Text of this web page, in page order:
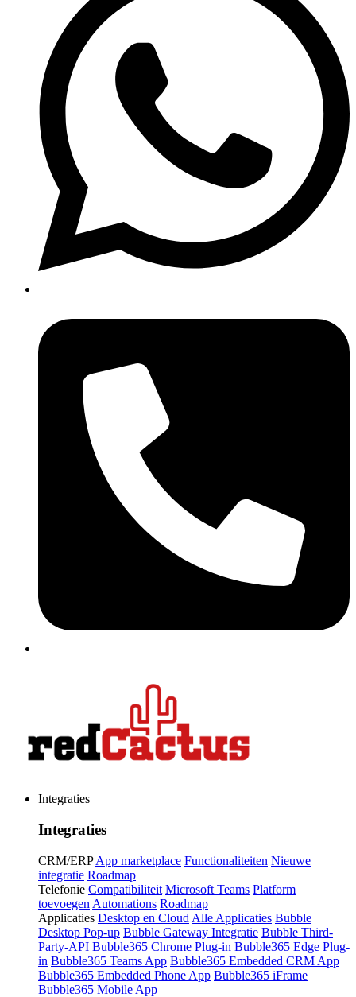
Integraties
Integraties
CRM/ERP App marketplace Functionaliteiten Nieuwe
integratie Roadmap
Telefonie Compatibiliteit Microsoft Teams Platform
toevoegen Automations Roadmap
Applicaties Desktop en Cloud Alle Applicaties Bubble
Desktop Pop-up Bubble Gateway Integratie Bubble Third-
Party-API Bubble365 Chrome Plug-in Bubble365 Edge Plug-
in Bubble365 Teams App Bubble365 Embedded CRM App
Bubble365 Embedded Phone App Bubble365 iFrame
Bubble365 Mobile App